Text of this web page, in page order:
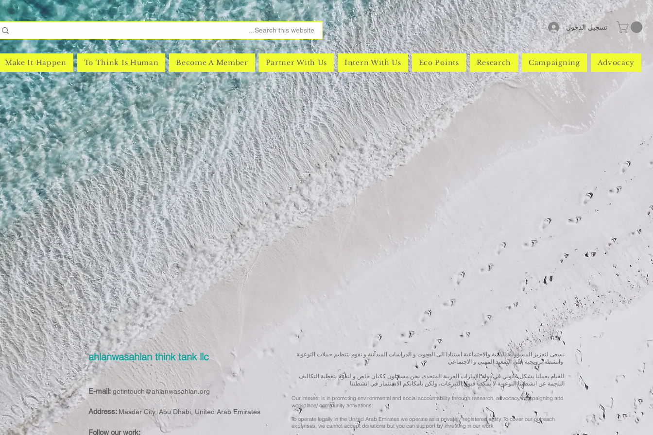
تسجيل الدخول
Make It Happen To Think Is Human Become A Member Partner With Us Intern With Us Eco Points Research Campaigning Advocacy
ahlanwasahlan think tank llc
E-mail: getintouch@ahlanwasahlan.org
Address: Masdar City, Abu Dhabi, United Arab Emirates
Follow our work:
نسعى لتعزيز المسؤولية البيئية والاجتماعية استنادا الى البحوث و الدراسات الميدانية و نقوم بتنظيم حملات التوعوية
للقيام بعملنا بشكل قانوني في دولة الإمارات العربية المتحدة، نحن مسجلون ككيان خاص و لنقوم بتغطية التكاليف
الناجمة عن انشطتنا التوعوية لا يمكننا قبول التبرعات، ولكن بامكانكم الاستثمار في انشطتنا
Our interest is in promoting environmental and social accountability through research, advocacy, campaigning and
workplace/ community activations.
To operate legally in the United Arab Emirates we operate as a privately registered entity. To cover our outreach
expenses, we cannot accept donations but you can support by investing in our work